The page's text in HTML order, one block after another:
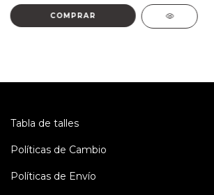
COMPRAR
Tabla de talles
Políticas de Cambio
Políticas de Envío